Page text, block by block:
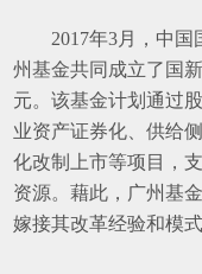
2017年3月，中国
州基金共同成立了国
元。该基金计划通过
业资产证券化、供给
化改制上市等项目，
资源。藉此，广州基
嫁接其改革经验和模式